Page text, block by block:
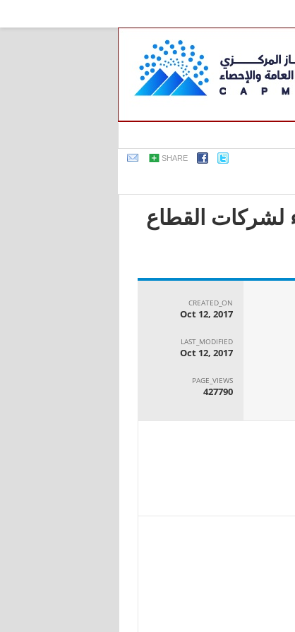
SHARE
لشركات القطاع
CREATED_ON
Oct 12, 2017
LAST_MODIFIED
Oct 12, 2017
PAGE_VIEWS
427790